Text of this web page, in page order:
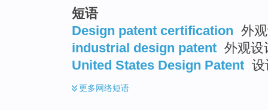
短语
Design patent certification 外
industrial design patent 外观设
United States Design Patent 设
更多网络短语